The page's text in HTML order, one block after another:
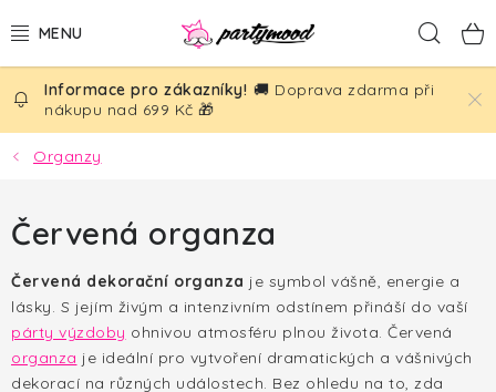
na
BALÓNKY
PÁRTY DEKORACE
TÉMATA
NAROZENINY
SVATBA
🚚 Doprava zdarma při
nákupu nad 699 Kč 🎁
Organzy
Červená organza
Červená dekorační organza je symbol vášně, energie a
lásky. S jejím živým a intenzivním odstínem přináší do vaší
párty výzdoby ohnivou atmosféru plnou života. Červená
organza je ideální pro vytvoření dramatických a vášnivých
dekorací na různých událostech. Bez ohledu na to, zda